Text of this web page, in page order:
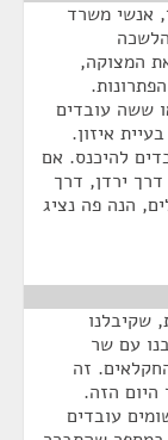
אנשי משרד
המצוקה,
ששה עובדים
איזון.
מיידית לפחות ל4000- עובדים להיכנס. אם
ירדן, דרך
הנה פה נציג
שקיבלנו
עם שר
זה
הזה.
עובדים